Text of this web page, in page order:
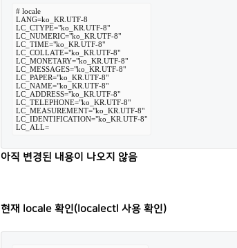
# locale
LANG=ko_KR.UTF-8
LC_CTYPE="ko_KR.UTF-8"
LC_NUMERIC="ko_KR.UTF-8"
LC_TIME="ko_KR.UTF-8"
LC_COLLATE="ko_KR.UTF-8"
LC_MONETARY="ko_KR.UTF-8"
LC_MESSAGES="ko_KR.UTF-8"
LC_PAPER="ko_KR.UTF-8"
LC_NAME="ko_KR.UTF-8"
LC_ADDRESS="ko_KR.UTF-8"
LC_TELEPHONE="ko_KR.UTF-8"
LC_MEASUREMENT="ko_KR.UTF-8"
LC_IDENTIFICATION="ko_KR.UTF-8"
LC_ALL=
아직 변경된 내용이 나오지 않음
현재 locale 확인(localectl 사용 확인)